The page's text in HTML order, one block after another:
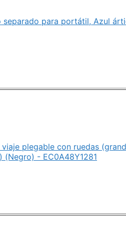
para portátil, Azul
plegable con ruedas
- EC0A48Y1281